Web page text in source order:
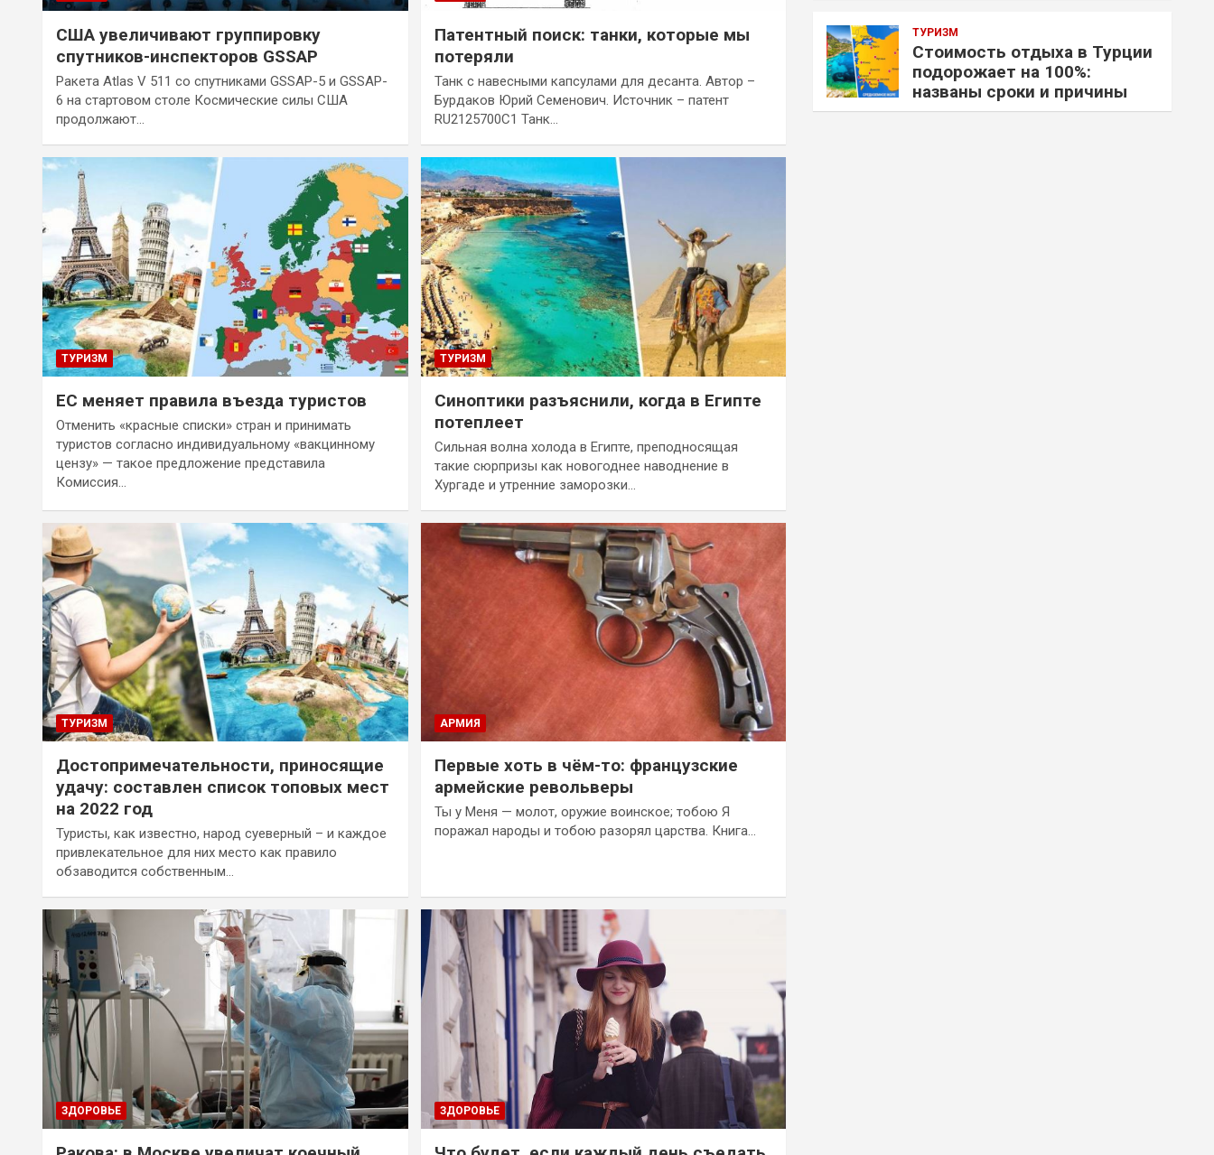
США увеличивают группировку
спутников-инспекторов GSSAP
Ракета Atlas V 511 со спутниками GSSAP-5 и GSSAP-
6 на стартовом столе Космические силы США
продолжают…
Патентный поиск: танки, которые мы
потеряли
Танк с навесными капсулами для десанта. Автор –
Бурдаков Юрий Семенович. Источник – патент
RU2125700C1 Танк…
ТУРИЗМ
ЕС меняет правила въезда туристов
Отменить «красные списки» стран и принимать
туристов согласно индивидуальному «вакцинному
цензу» — такое предложение представила
Комиссия…
ТУРИЗМ
Синоптики разъяснили, когда в Египте
потеплеет
Сильная волна холода в Египте, преподносящая
такие сюрпризы как новогоднее наводнение в
Хургаде и утренние заморозки…
ТУРИЗМ
Достопримечательности, приносящие
удачу: составлен список топовых мест
на 2022 год
Туристы, как известно, народ суеверный – и каждое
привлекательное для них место как правило
обзаводится собственным…
АРМИЯ
Первые хоть в чём-то: французские
армейские револьверы
Ты у Меня — молот, оружие воинское; тобою Я
поражал народы и тобою разорял царства. Книга…
ЗДОРОВЬЕ ЗДОРОВЬЕ
ТУРИЗМ
Стоимость отдыха в Турции
подорожает на 100%:
названы сроки и причины